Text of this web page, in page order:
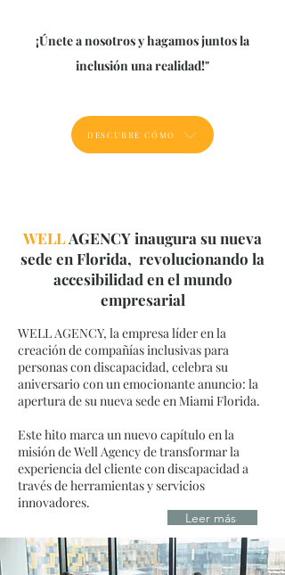
¡Únete a nosotros y hagamos juntos la
inclusión una realidad!"
DESCUBRE CÓMO
WELLAGENCY inaugura su nueva
sede en Florida, revolucionando la
accesibilidad en el mundo
empresarial
Leer más
WELL AGENCY, la empresa líder en la
creación de compañías inclusivas para
personas con discapacidad, celebra su
aniversario con un emocionante anuncio: la
apertura de su nueva sede en Miami Florida.
Este hito marca un nuevo capítulo en la
misión de Well Agency de transformar la
experiencia del cliente con discapacidad a
través de herramientas y servicios
innovadores.